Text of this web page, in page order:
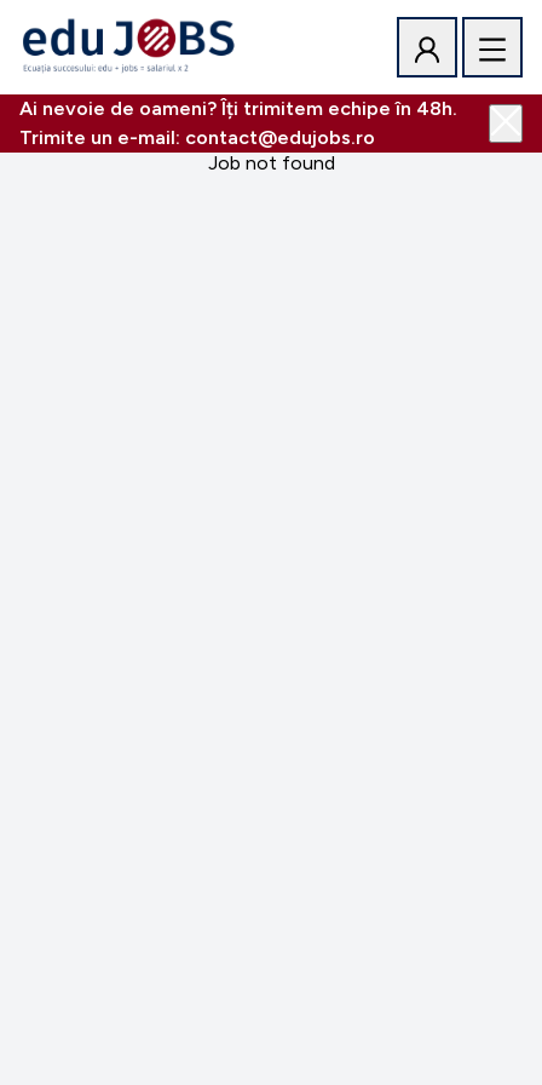
Ai nevoie de oameni? Îți trimitem echipe în 48h.
Trimite un e-mail: contact@edujobs.ro
Job not found